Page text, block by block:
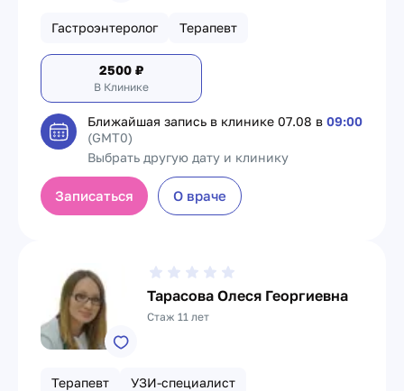
Гастроэнтеролог Терапевт
2500 ₽
В Клинике
Ближайшая запись в клинике 07.08 в 09:00
(GMT0)
Выбрать другую дату и клинику
Записаться О враче
Тарасова Олеся Георгиевна
Стаж 11 лет
Терапевт УЗИ-специалист